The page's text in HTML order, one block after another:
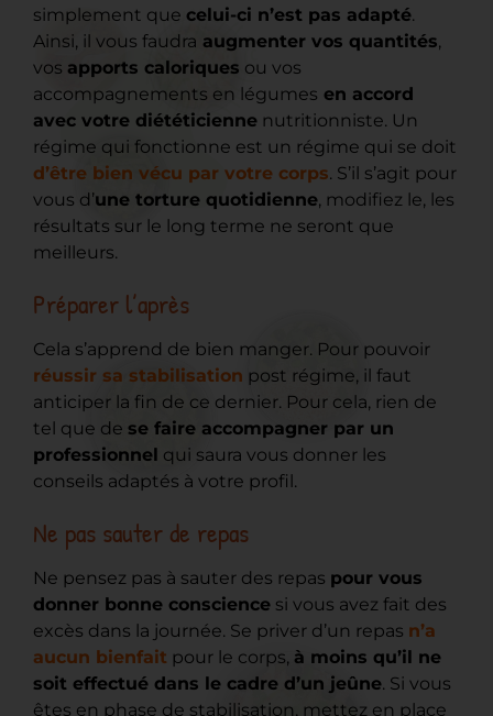
simplement que celui-ci n’est pas adapté.
Ainsi, il vous faudra augmenter vos quantités,
vos apports caloriques ou vos
accompagnements en légumes en accord
avec votre diététicienne nutritionniste. Un
régime qui fonctionne est un régime qui se doit
d’être bien vécu par votre corps. S’il s’agit pour
vous d’une torture quotidienne, modifiez le, les
résultats sur le long terme ne seront que
meilleurs.
Préparer l’après
Cela s’apprend de bien manger. Pour pouvoir
réussir sa stabilisation post régime, il faut
anticiper la fin de ce dernier. Pour cela, rien de
tel que de se faire accompagner par un
professionnel qui saura vous donner les
conseils adaptés à votre profil.
Ne pas sauter de repas
Ne pensez pas à sauter des repas pour vous
donner bonne conscience si vous avez fait des
excès dans la journée. Se priver d’un repas n’a
aucun bienfait pour le corps, à moins qu’il ne
soit effectué dans le cadre d’un jeûne. Si vous
êtes en phase de stabilisation, mettez en place